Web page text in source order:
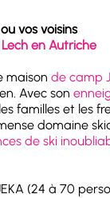
vos voisins
en Autriche
maison de camp
Avec son
familles et les
domaine
de ski
(24 à 70